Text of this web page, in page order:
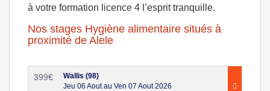
à votre formation licence 4 l’esprit tranquille.
Nos stages Hygiène alimentaire situés à
proximité de Alele
399€
Wallis (98)
Jeu 06 Aout au Ven 07 Aout 2026